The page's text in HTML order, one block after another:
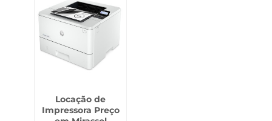
Locação de
Impressora Preço